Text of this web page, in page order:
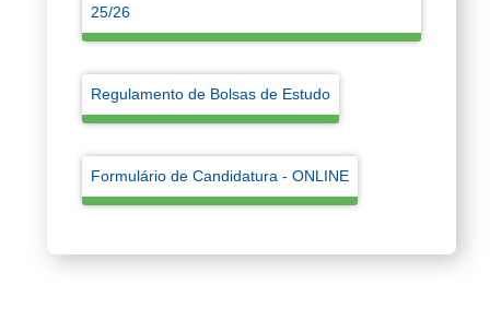
25/26
Regulamento de Bolsas de Estudo
Formulário de Candidatura - ONLINE